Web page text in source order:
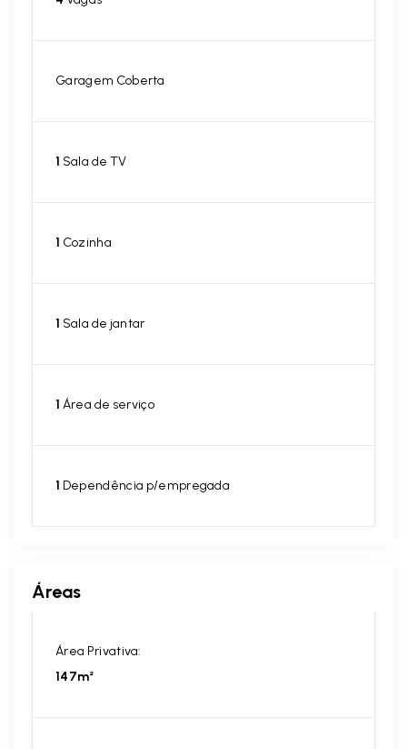
Garagem Coberta
1 Sala de TV
1 Cozinha
1 Sala de jantar
1 Área de serviço
1 Dependência p/empregada
Áreas
Área Privativa:
147m²